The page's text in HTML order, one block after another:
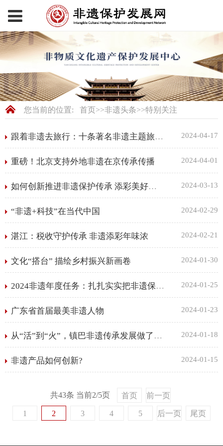
您当前的位置: 首页>>非遗头条>>特别关注
跟着非遗去旅行：十条著名非遗主题旅游线路 2024-04-17
重磅！北京支持外地非遗在京传承传播 2024-04-01
如何创新推进非遗保护传承 添彩美好生活 2024-03-13
“非遗+科技”在当代中国 2024-02-29
湛江：税收守护传承 非遗添彩年味浓 2024-02-21
文化“搭台” 描绘乡村振兴新画卷 2024-01-30
2024非遗年度任务：扎扎实实把非遗保护传承好，更好担负起新的文化使命 2024-01-25
广东省首届最美非遗人物 2024-01-23
从“活”到“火”，镇巴非遗传承发展做了什么？ 2024-01-18
非遗产品如何创新? 2024-01-15
共43条 当前2/5页 首页 前一页
1 2 3 4 5 后一页 尾页